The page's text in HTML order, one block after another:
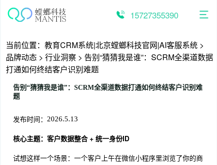
15727355390
当前位置： 教育CRM系统|北京螳螂科技官网|AI客服系统 >
品牌动态 > 行业洞察 > 告别“猜猜我是谁”：SCRM全渠道数据
打通如何终结客户识别难题
告别“猜猜我是谁”：SCRM全渠道数据打通如何终结客户识别难
题
发布时间： 2026.5.13
核心主题：客户数据整合 + 统一身份ID
试想这样一个场景：一个客户上午在微信小程序里浏览了你的商